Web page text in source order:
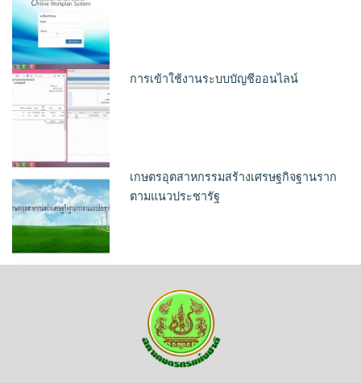
การเข้าใช้งานระบบบัญชีออนไลน์
เกษตรอุตสาหกรรมสร้างเศรษฐกิจฐานราก
ตามแนวประชารัฐ